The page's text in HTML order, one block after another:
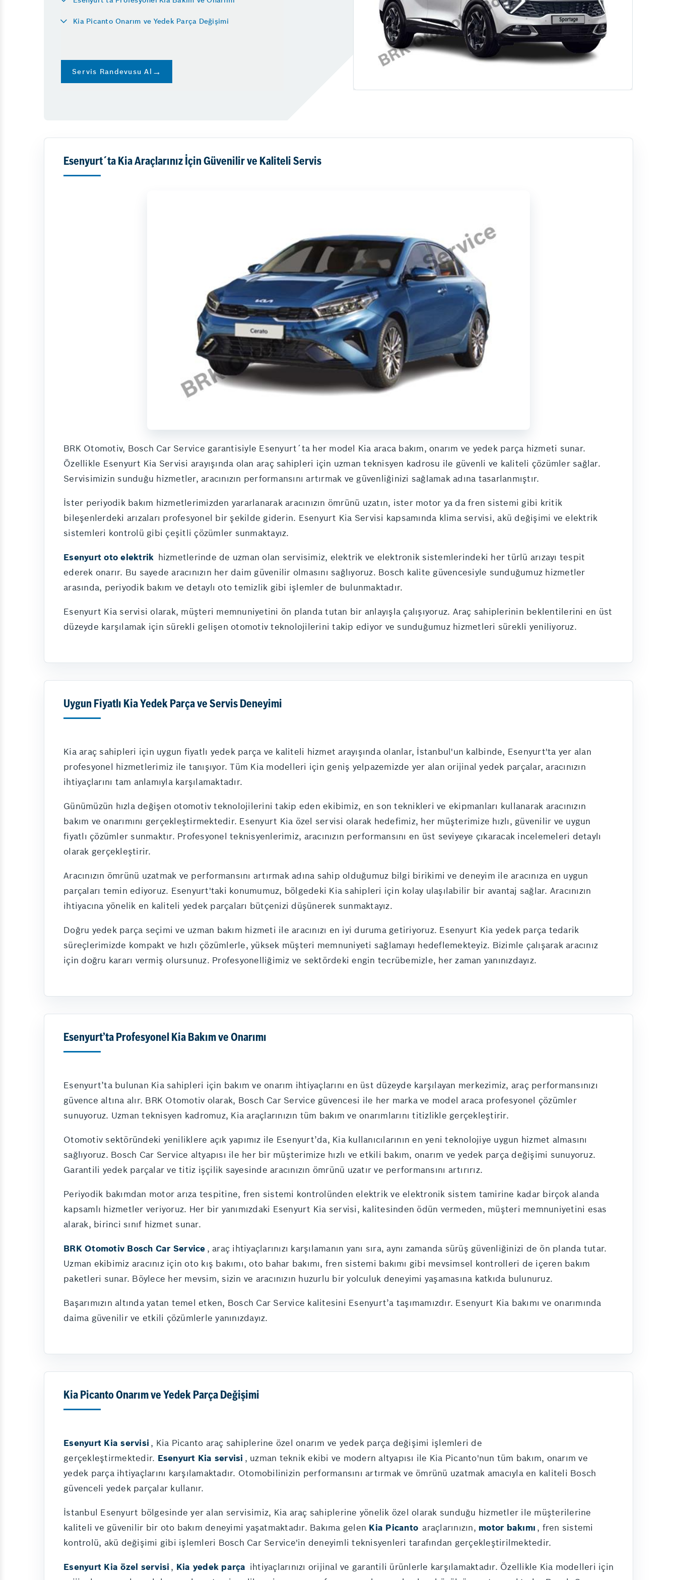
Emniyet Sistemleri
Hizmetlerimiz
Kia Picanto Onarım ve Yedek Parça Değişimi
Servis Randevusu Al
Esenyurt´ta Kia Araçlarınız İçin Güvenilir ve Kaliteli Servis
BRK Otomotiv, Bosch Car Service garantisiyle Esenyurt´ta her model Kia araca bakım, onarım ve yedek parça hizmeti sunar.
Özellikle Esenyurt Kia Servisi arayışında olan araç sahipleri için uzman teknisyen kadrosu ile güvenli ve kaliteli çözümler sağlar.
Servisimizin sunduğu hizmetler, aracınızın performansını artırmak ve güvenliğinizi sağlamak adına tasarlanmıştır.
İster periyodik bakım hizmetlerimizden yararlanarak aracınızın ömrünü uzatın, ister motor ya da fren sistemi gibi kritik
bileşenlerdeki arızaları profesyonel bir şekilde giderin. Esenyurt Kia Servisi kapsamında klima servisi, akü değişimi ve elektrik
sistemleri kontrolü gibi çeşitli çözümler sunmaktayız.
Esenyurt oto elektrik hizmetlerinde de uzman olan servisimiz, elektrik ve elektronik sistemlerindeki her türlü arızayı tespit
ederek onarır. Bu sayede aracınızın her daim güvenilir olmasını sağlıyoruz. Bosch kalite güvencesiyle sunduğumuz hizmetler
arasında, periyodik bakım ve detaylı oto temizlik gibi işlemler de bulunmaktadır.
Esenyurt Kia servisi olarak, müşteri memnuniyetini ön planda tutan bir anlayışla çalışıyoruz. Araç sahiplerinin beklentilerini en üst
düzeyde karşılamak için sürekli gelişen otomotiv teknolojilerini takip ediyor ve sunduğumuz hizmetleri sürekli yeniliyoruz.
Uygun Fiyatlı Kia Yedek Parça ve Servis Deneyimi
Kia araç sahipleri için uygun fiyatlı yedek parça ve kaliteli hizmet arayışında olanlar, İstanbul'un kalbinde, Esenyurt'ta yer alan
profesyonel hizmetlerimiz ile tanışıyor. Tüm Kia modelleri için geniş yelpazemizde yer alan orijinal yedek parçalar, aracınızın
ihtiyaçlarını tam anlamıyla karşılamaktadır.
Günümüzün hızla değişen otomotiv teknolojilerini takip eden ekibimiz, en son teknikleri ve ekipmanları kullanarak aracınızın
bakım ve onarımını gerçekleştirmektedir. Esenyurt Kia özel servisi olarak hedefimiz, her müşterimize hızlı, güvenilir ve uygun
fiyatlı çözümler sunmaktır. Profesyonel teknisyenlerimiz, aracınızın performansını en üst seviyeye çıkaracak incelemeleri detaylı
olarak gerçekleştirir.
Aracınızın ömrünü uzatmak ve performansını artırmak adına sahip olduğumuz bilgi birikimi ve deneyim ile aracınıza en uygun
parçaları temin ediyoruz. Esenyurt'taki konumumuz, bölgedeki Kia sahipleri için kolay ulaşılabilir bir avantaj sağlar. Aracınızın
ihtiyacına yönelik en kaliteli yedek parçaları bütçenizi düşünerek sunmaktayız.
Doğru yedek parça seçimi ve uzman bakım hizmeti ile aracınızı en iyi duruma getiriyoruz. Esenyurt Kia yedek parça tedarik
süreçlerimizde kompakt ve hızlı çözümlerle, yüksek müşteri memnuniyeti sağlamayı hedeflemekteyiz. Bizimle çalışarak aracınız
için doğru kararı vermiş olursunuz. Profesyonelliğimiz ve sektördeki engin tecrübemizle, her zaman yanınızdayız.
Esenyurt’ta Profesyonel Kia Bakım ve Onarımı
Esenyurt’ta bulunan Kia sahipleri için bakım ve onarım ihtiyaçlarını en üst düzeyde karşılayan merkezimiz, araç performansınızı
güvence altına alır. BRK Otomotiv olarak, Bosch Car Service güvencesi ile her marka ve model araca profesyonel çözümler
sunuyoruz. Uzman teknisyen kadromuz, Kia araçlarınızın tüm bakım ve onarımlarını titizlikle gerçekleştirir.
Otomotiv sektöründeki yeniliklere açık yapımız ile Esenyurt’da, Kia kullanıcılarının en yeni teknolojiye uygun hizmet almasını
sağlıyoruz. Bosch Car Service altyapısı ile her bir müşterimize hızlı ve etkili bakım, onarım ve yedek parça değişimi sunuyoruz.
Garantili yedek parçalar ve titiz işçilik sayesinde aracınızın ömrünü uzatır ve performansını artırırız.
Periyodik bakımdan motor arıza tespitine, fren sistemi kontrolünden elektrik ve elektronik sistem tamirine kadar birçok alanda
kapsamlı hizmetler veriyoruz. Her bir yanımızdaki Esenyurt Kia servisi, kalitesinden ödün vermeden, müşteri memnuniyetini esas
alarak, birinci sınıf hizmet sunar.
BRK Otomotiv Bosch Car Service , araç ihtiyaçlarınızı karşılamanın yanı sıra, aynı zamanda sürüş güvenliğinizi de ön planda tutar.
Uzman ekibimiz aracınız için oto kış bakımı, oto bahar bakımı, fren sistemi bakımı gibi mevsimsel kontrolleri de içeren bakım
paketleri sunar. Böylece her mevsim, sizin ve aracınızın huzurlu bir yolculuk deneyimi yaşamasına katkıda bulunuruz.
Başarımızın altında yatan temel etken, Bosch Car Service kalitesini Esenyurt’a taşımamızdır. Esenyurt Kia bakımı ve onarımında
daima güvenilir ve etkili çözümlerle yanınızdayız.
Kia Picanto Onarım ve Yedek Parça Değişimi
Esenyurt Kia servisi , Kia Picanto araç sahiplerine özel onarım ve yedek parça değişimi işlemleri de
gerçekleştirmektedir. Esenyurt Kia servisi , uzman teknik ekibi ve modern altyapısı ile Kia Picanto'nun tüm bakım, onarım ve
yedek parça ihtiyaçlarını karşılamaktadır. Otomobilinizin performansını artırmak ve ömrünü uzatmak amacıyla en kaliteli Bosch
güvenceli yedek parçalar kullanır.
İstanbul Esenyurt bölgesinde yer alan servisimiz, Kia araç sahiplerine yönelik özel olarak sunduğu hizmetler ile müşterilerine
kaliteli ve güvenilir bir oto bakım deneyimi yaşatmaktadır. Bakıma gelen Kia Picanto araçlarınızın, motor bakımı , fren sistemi
kontrolü, akü değişimi gibi işlemleri Bosch Car Service'in deneyimli teknisyenleri tarafından gerçekleştirilmektedir.
Esenyurt Kia özel servisi , Kia yedek parça ihtiyaçlarınızı orijinal ve garantili ürünlerle karşılamaktadır. Özellikle Kia modelleri için